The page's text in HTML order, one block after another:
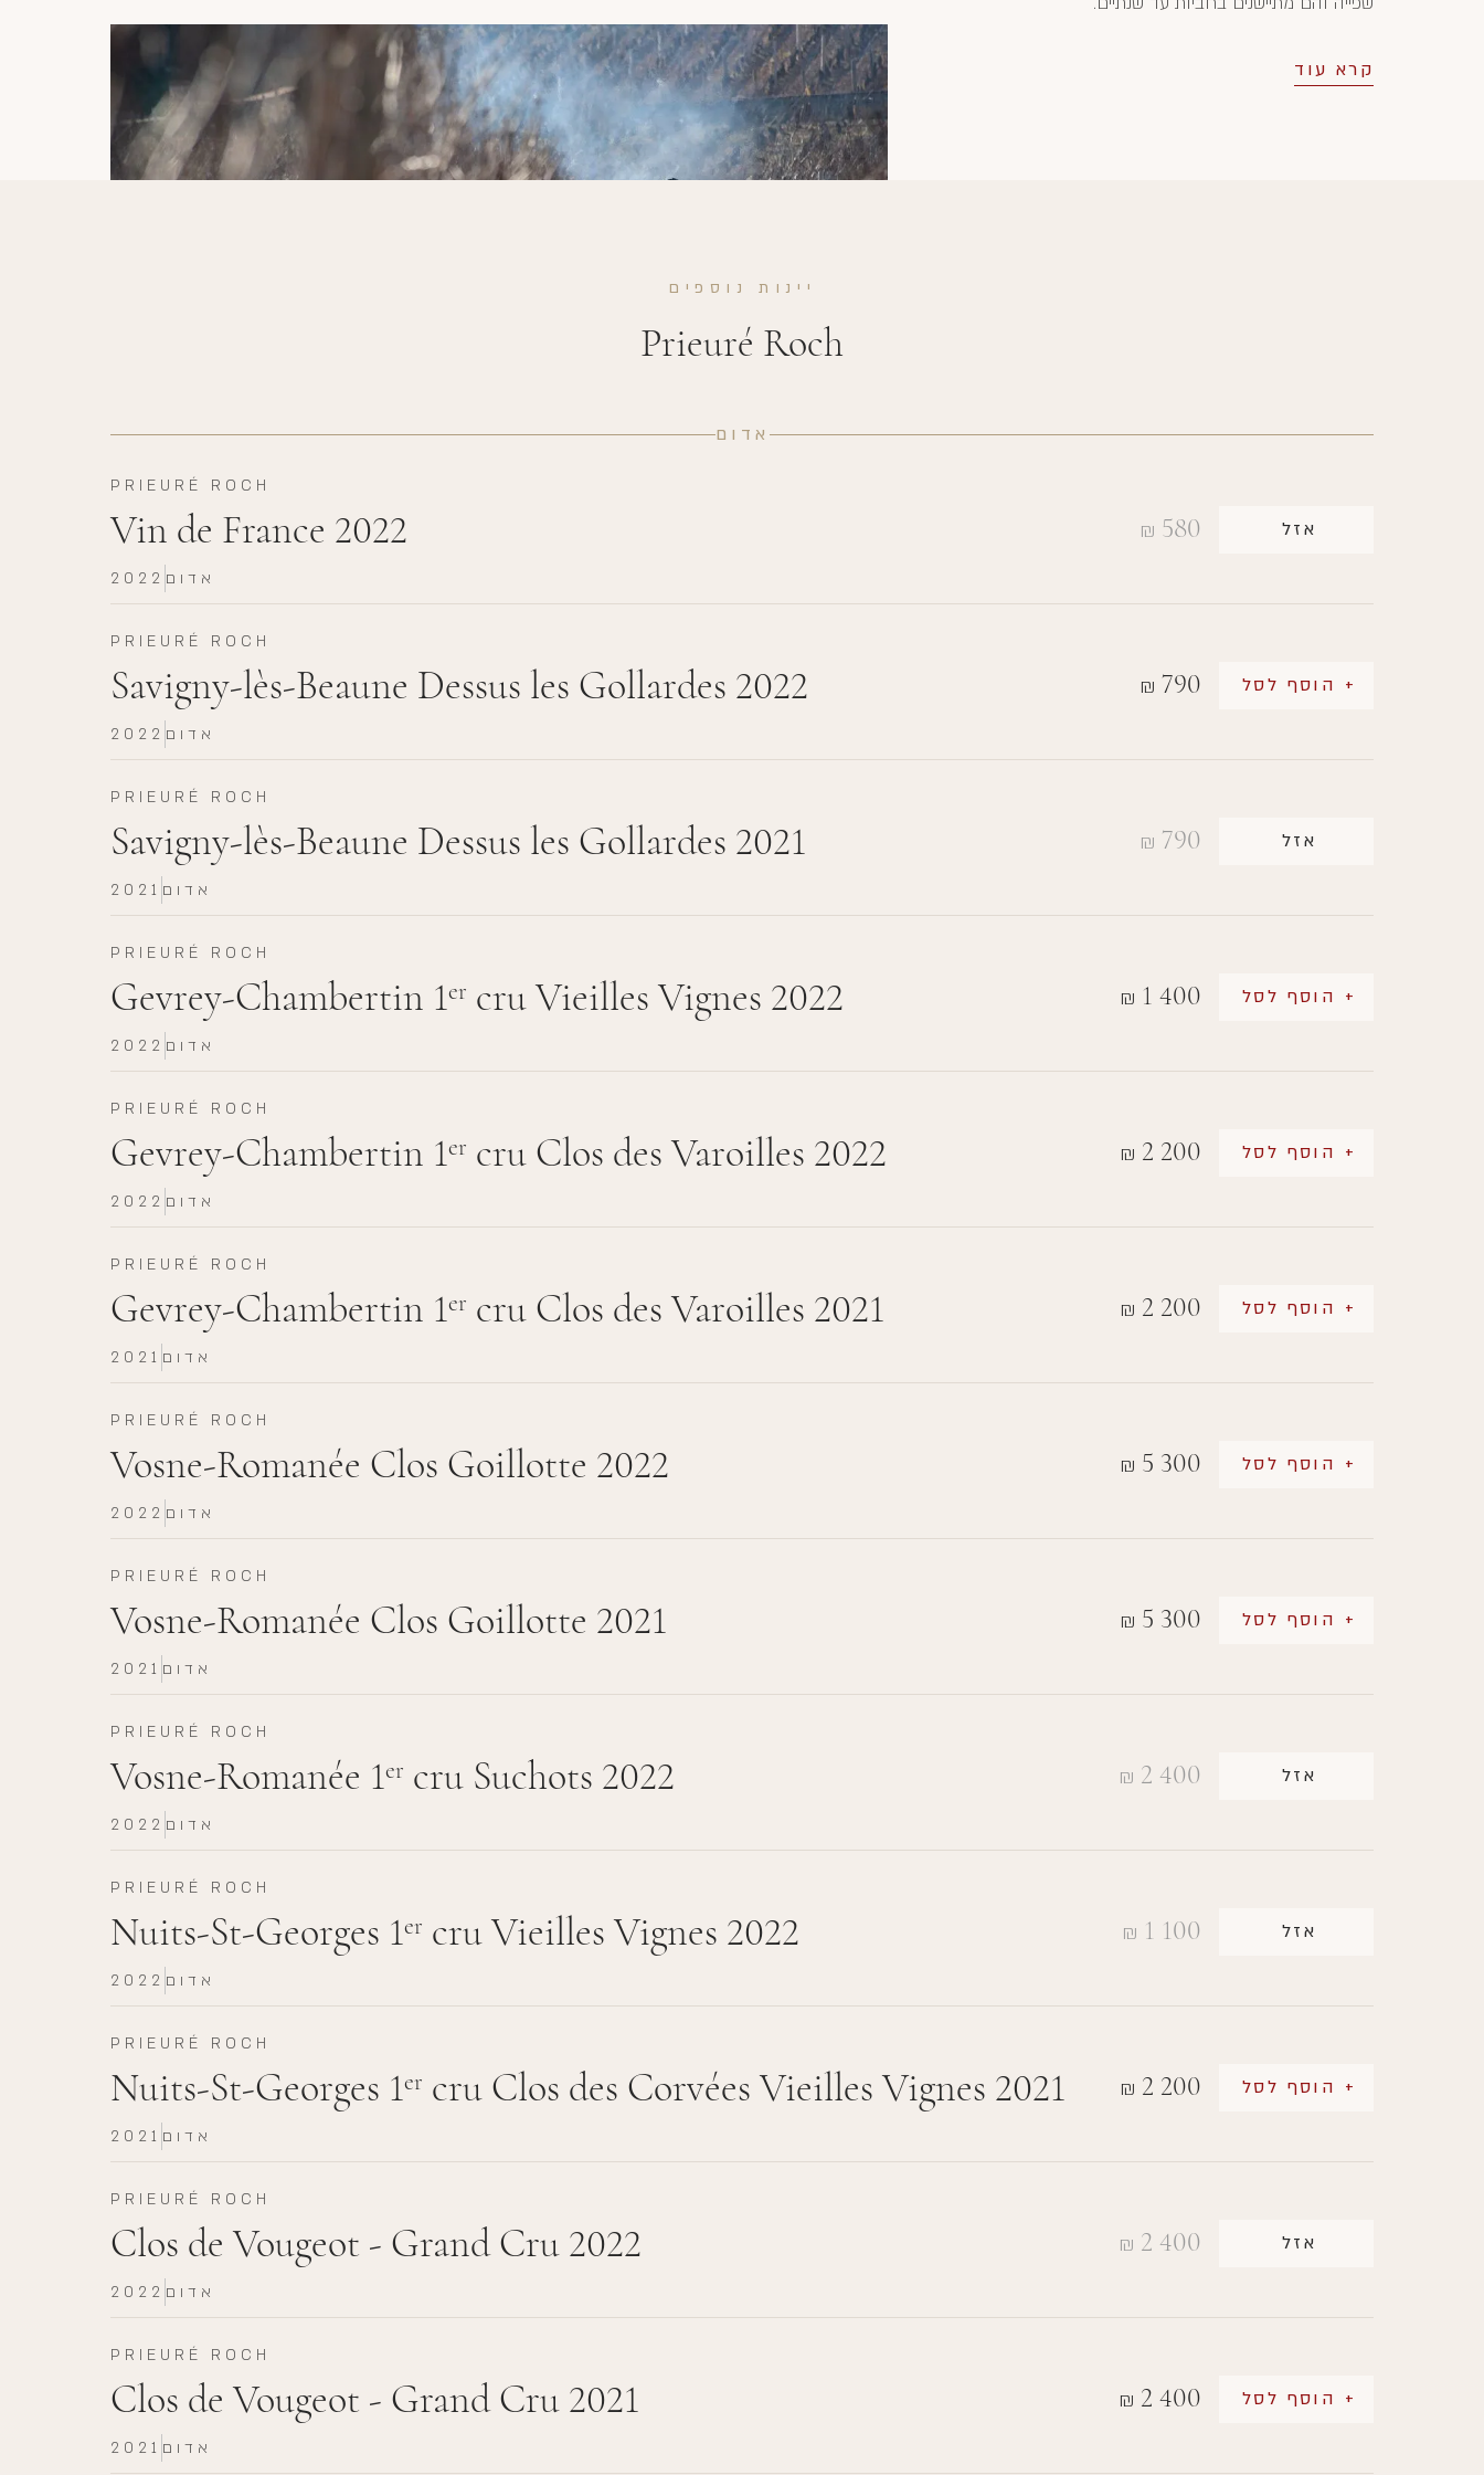
קרא עוד
יינות נוספים
Prieuré Roch
אדום
PRIEURÉ ROCH
Vin de France 2022 ₪ 580 אזל
2022 אדום
PRIEURÉ ROCH
Savigny-lès-Beaune Dessus les Gollardes 2022 ₪ 790 + הוסף לסל
2022 אדום
PRIEURÉ ROCH
Savigny-lès-Beaune Dessus les Gollardes 2021 ₪ 790 אזל
2021 אדום
PRIEURÉ ROCH
Gevrey-Chambertin 1er cru Vieilles Vignes 2022 ₪ 1 400 + הוסף לסל
2022 אדום
PRIEURÉ ROCH
Gevrey-Chambertin 1er cru Clos des Varoilles 2022 ₪ 2 200 + הוסף לסל
2022 אדום
PRIEURÉ ROCH
Gevrey-Chambertin 1er cru Clos des Varoilles 2021 ₪ 2 200 + הוסף לסל
2021 אדום
PRIEURÉ ROCH
Vosne-Romanée Clos Goillotte 2022 ₪ 5 300 + הוסף לסל
2022 אדום
PRIEURÉ ROCH
Vosne-Romanée Clos Goillotte 2021 ₪ 5 300 + הוסף לסל
2021 אדום
PRIEURÉ ROCH
Vosne-Romanée 1er cru Suchots 2022 ₪ 2 400 אזל
2022 אדום
PRIEURÉ ROCH
Nuits-St-Georges 1er cru Vieilles Vignes 2022 ₪ 1 100 אזל
2022 אדום
PRIEURÉ ROCH
Nuits-St-Georges 1er cru Clos des Corvées Vieilles Vignes 2021 ₪ 2 200 + הוסף לסל
2021 אדום
PRIEURÉ ROCH
Clos de Vougeot - Grand Cru 2022 ₪ 2 400 אזל
2022 אדום
PRIEURÉ ROCH
Clos de Vougeot - Grand Cru 2021 ₪ 2 400 + הוסף לסל
2021 אדום